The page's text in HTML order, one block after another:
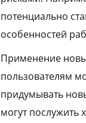
потенциально
особенностей
Применение
пользователям
придумывать
могут